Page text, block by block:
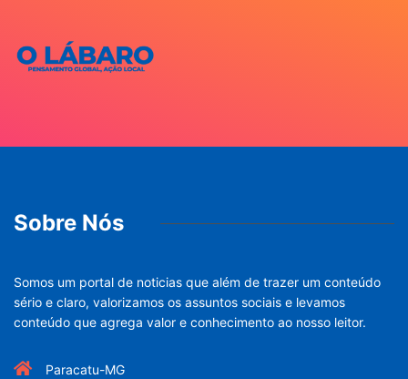
Sobre Nós
Somos um portal de noticias que além de trazer um conteúdo
sério e claro, valorizamos os assuntos sociais e levamos
conteúdo que agrega valor e conhecimento ao nosso leitor.
Paracatu-MG